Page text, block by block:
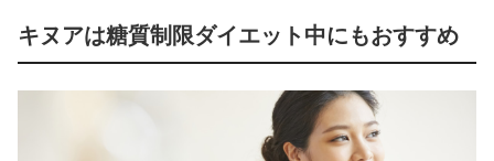
キヌアは糖質制限ダイエット中にもおすすめ